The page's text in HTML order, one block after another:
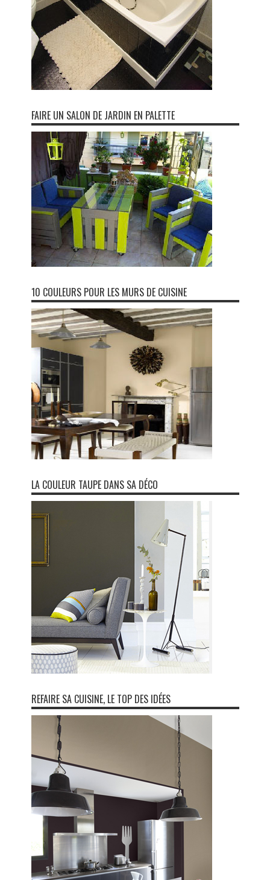
FAIRE UN SALON DE JARDIN EN PALETTE
10 COULEURS POUR LES MURS DE CUISINE
LA COULEUR TAUPE DANS SA DÉCO
REFAIRE SA CUISINE, LE TOP DES IDÉES